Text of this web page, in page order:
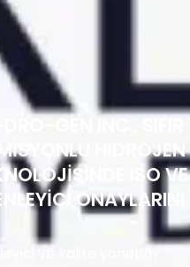
GEN INC., SIFIR
HIDROJEN
ISO VE
ONAYLARINI
ve kalite yönetim